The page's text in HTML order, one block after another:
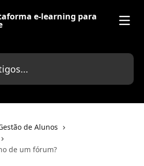
de Alunos
de um fórum?